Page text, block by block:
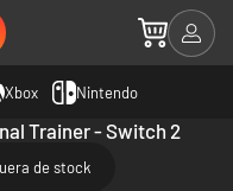
Xbox Nintendo
Trainer - Switch 2
de stock